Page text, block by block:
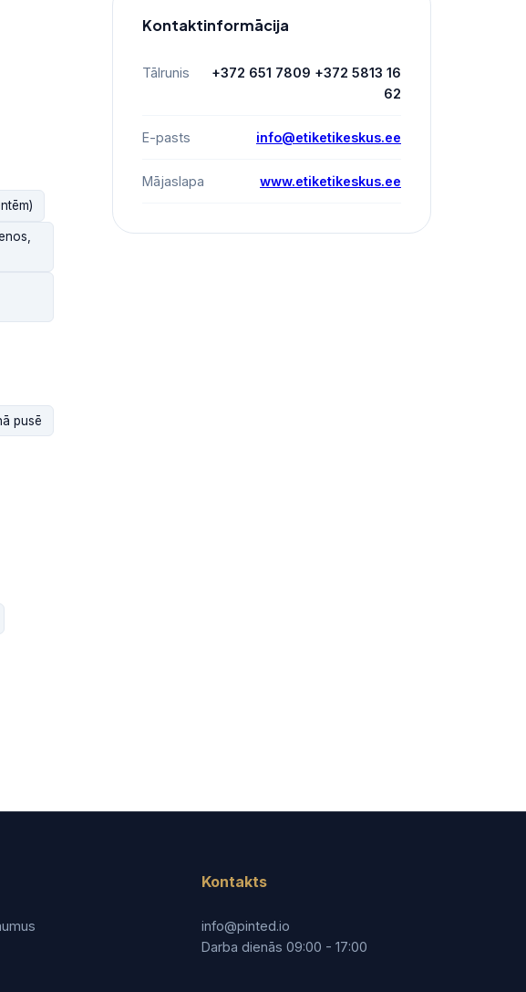
pusē
Kontaktinformācija
Tālrunis
+372 651 7809 +372 5813 16
62
E-pasts info@etiketikeskus.ee
Mājaslapa www.etiketikeskus.ee
Kontakts
info@pinted.io
Darba dienās 09:00 - 17:00